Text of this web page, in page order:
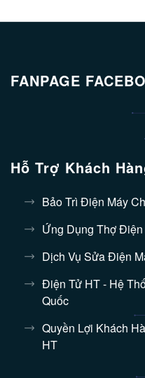
FANPAGE
Hỗ Trợ Khách
Bảo Trì Điện Máy
Ứng Dụng Thợ
Dịch Vụ Sửa Điện
Điện Tử HT - Hệ
Quốc
Quyền Lợi Khách
HT